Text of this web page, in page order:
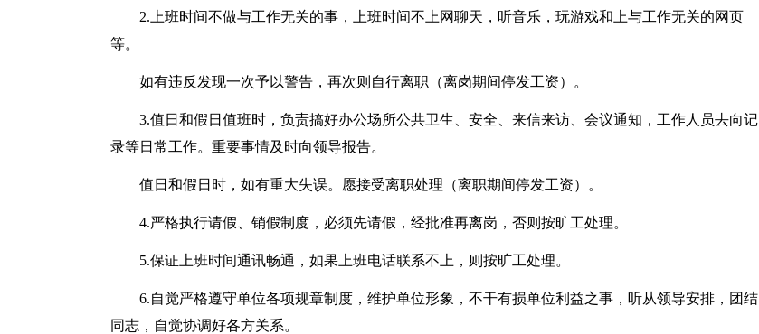
2.上班时间不做与工作无关的事，上班时间不上网聊天，听音乐，玩游戏和上与工作无关的网页
等。
如有违反发现一次予以警告，再次则自行离职（离岗期间停发工资）。
3.值日和假日值班时，负责搞好办公场所公共卫生、安全、来信来访、会议通知，工作人员去向记
录等日常工作。重要事情及时向领导报告。
值日和假日时，如有重大失误。愿接受离职处理（离职期间停发工资）。
4.严格执行请假、销假制度，必须先请假，经批准再离岗，否则按旷工处理。
5.保证上班时间通讯畅通，如果上班电话联系不上，则按旷工处理。
6.自觉严格遵守单位各项规章制度，维护单位形象，不干有损单位利益之事，听从领导安排，团结
同志，自觉协调好各方关系。